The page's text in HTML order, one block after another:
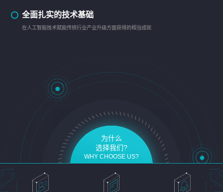
全面扎实的技术基础
在人工智能技术赋能传统行业产业升级方面获得的相当成就
为什么
选择我们?
WHY CHOOSE US?